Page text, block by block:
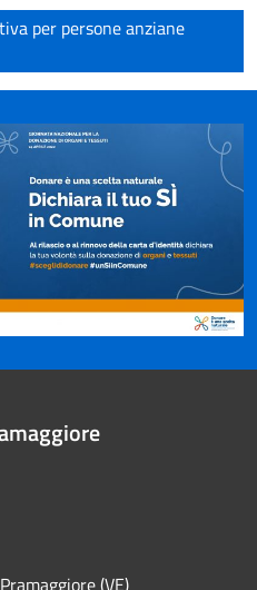
per persone anziane
(VE)